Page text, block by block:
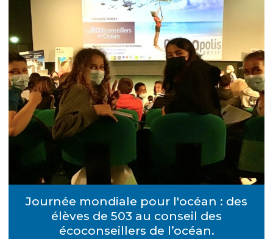
Journée mondiale pour l'océan : des
élèves de 503 au conseil des
écoconseillers de l’océan.